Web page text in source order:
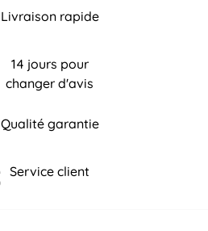
Livraison rapide
14 jours pour
changer d'avis
Qualité garantie
Service client